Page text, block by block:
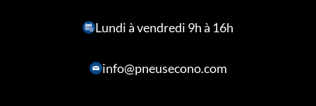
Lundi à vendredi 9h à 16h
info@pneusecono.com